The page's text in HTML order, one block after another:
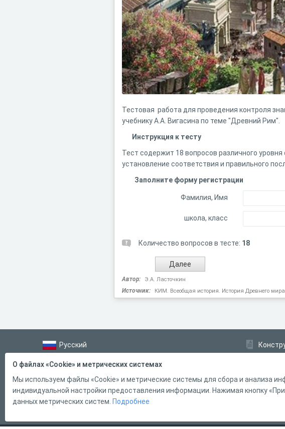
Тестовая работа для проведения контроля
учебнику А.А. Вигасина по теме "Древний Рим".
Инструкция к тесту
Тест содержит 18 вопросов различного
установление соответствия и правильного
Заполните форму регистрации
Фамилия, Имя
школа, класс
Количество вопросов в тесте: 18
Автор: Э.А. Ласточкин
Источник: КИМ. Всеобщая история. История Древнего
Русский
Справка
Форма обратной связи
Контакты
О файлах «Cookie» и метрических системах
Мы используем файлы «Cookie» и метрические системы для сбора и анализа
индивидуальной настройки предоставления информации. Нажимая кнопку
данных метрических систем. Подробнее